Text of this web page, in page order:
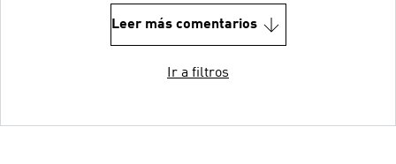
Leer más comentarios
Ir a filtros